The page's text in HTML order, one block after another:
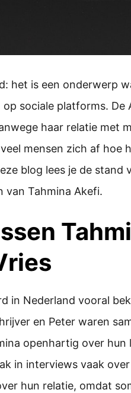
het is een onderwerp
sociale platforms.
haar relatie met
mensen zich af hoe
blog lees je de
van Tahmina Akefi.
in Nederland vooral
en Peter waren
openhartig over
in interviews vaak
hun relatie, omdat